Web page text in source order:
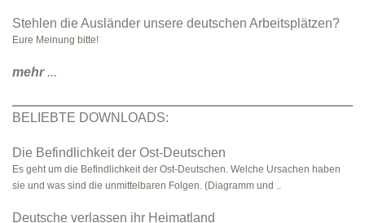
Stehlen die Ausländer unsere deutschen Arbeitsplätzen?
Eure Meinung bitte!
mehr...
BELIEBTE DOWNLOADS:
Die Befindlichkeit der Ost-Deutschen
Es geht um die Befindlichkeit der Ost-Deutschen. Welche Ursachen haben
sie und was sind die unmittelbaren Folgen. (Diagramm und ..
Deutsche verlassen ihr Heimatland